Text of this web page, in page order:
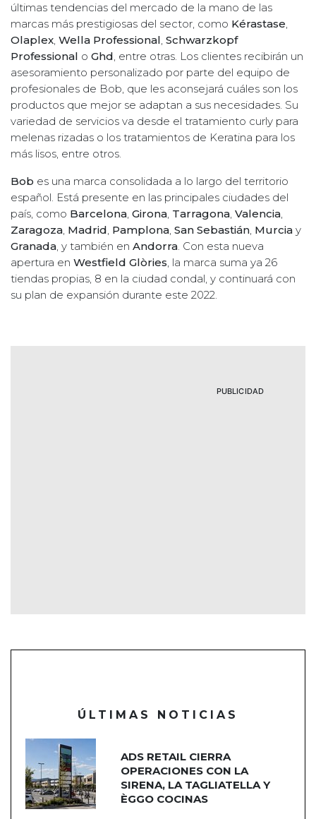
últimas tendencias del mercado de la mano de las
marcas más prestigiosas del sector, como Kérastase,
Olaplex, Wella Professional, Schwarzkopf
Professional o Ghd, entre otras. Los clientes recibirán un
asesoramiento personalizado por parte del equipo de
profesionales de Bob, que les aconsejará cuáles son los
productos que mejor se adaptan a sus necesidades. Su
variedad de servicios va desde el tratamiento curly para
melenas rizadas o los tratamientos de Keratina para los
más lisos, entre otros.
Bob es una marca consolidada a lo largo del territorio
español. Está presente en las principales ciudades del
país, como Barcelona, Girona, Tarragona, Valencia,
Zaragoza, Madrid, Pamplona, San Sebastián, Murcia y
Granada, y también en Andorra. Con esta nueva
apertura en Westfield Glòries, la marca suma ya 26
tiendas propias, 8 en la ciudad condal, y continuará con
su plan de expansión durante este 2022.
PUBLICIDAD
ÚLTIMAS NOTICIAS
ADS RETAIL CIERRA
OPERACIONES CON LA
SIRENA, LA TAGLIATELLA Y
ÈGGO COCINAS